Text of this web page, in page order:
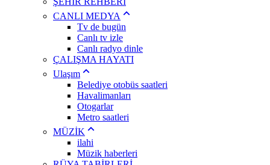
CANLI MEDYA
Tv de bugün
Canlı tv izle
Canlı radyo dinle
ÇALIŞMA HAYATI
Ulaşım
Belediye otobüs saatleri
Havalimanları
Otogarlar
Metro saatleri
MÜZİK
ilahi
Müzik haberleri